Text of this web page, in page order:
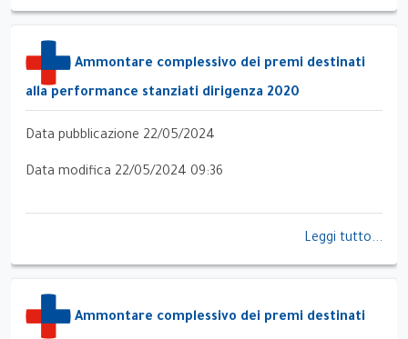
Ammontare complessivo dei premi destinati
alla performance stanziati dirigenza 2020
Data pubblicazione 22/05/2024
Data modifica 22/05/2024 09:36
Leggi tutto...
Ammontare complessivo dei premi destinati